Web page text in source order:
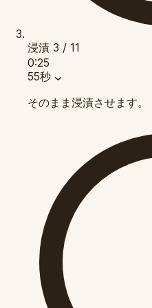
浸漬 3 / 11
0:25
55秒
そのまま浸漬させます。